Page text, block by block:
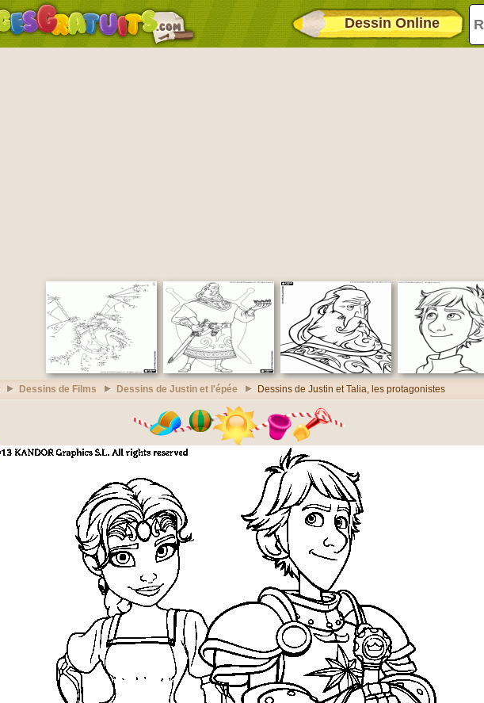
Dessin Online
Dessins de Films Dessins de Justin et l'épée Dessins de Justin et Talia, les protagonistes